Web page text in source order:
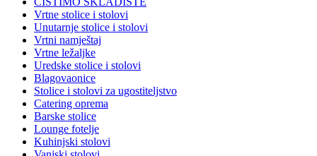
Vrtne stolice i stolovi
Unutarnje stolice i stolovi
Vrtni namještaj
Vrtne ležaljke
Uredske stolice i stolovi
Blagovaonice
Stolice i stolovi za ugostiteljstvo
Catering oprema
Barske stolice
Lounge fotelje
Kuhinjski stolovi